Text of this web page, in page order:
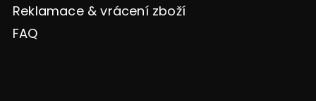
Reklamace & vrácení zboží
FAQ